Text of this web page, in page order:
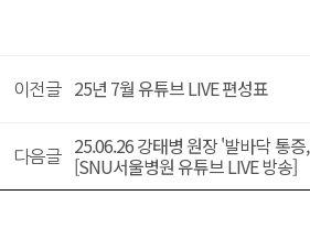
이전글 25년 7월 유튜브 LIVE 편성표
다음글 25.06.26 강태병 원장 '발바닥 통
[SNU서울병원 유튜브 LIVE 방송]